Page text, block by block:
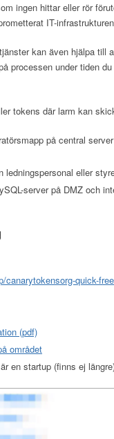
ingen hittar eller rör
IT-
kan även hjälpa till
processen under tiden
tokens där larm kan
på central
ledningspersonal eller
server på DMZ och
canarytokensorg-quick-
(pdf)
området
en startup (finns ej